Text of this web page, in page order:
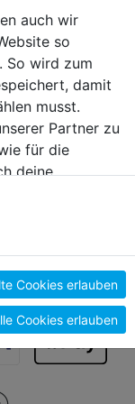
auch wir
so
So wird zum
damit
musst.
Partner zu
für die
deine
unter
stimmst du
"Details
welche Cookies
Cookies erlauben
Cookies erlauben